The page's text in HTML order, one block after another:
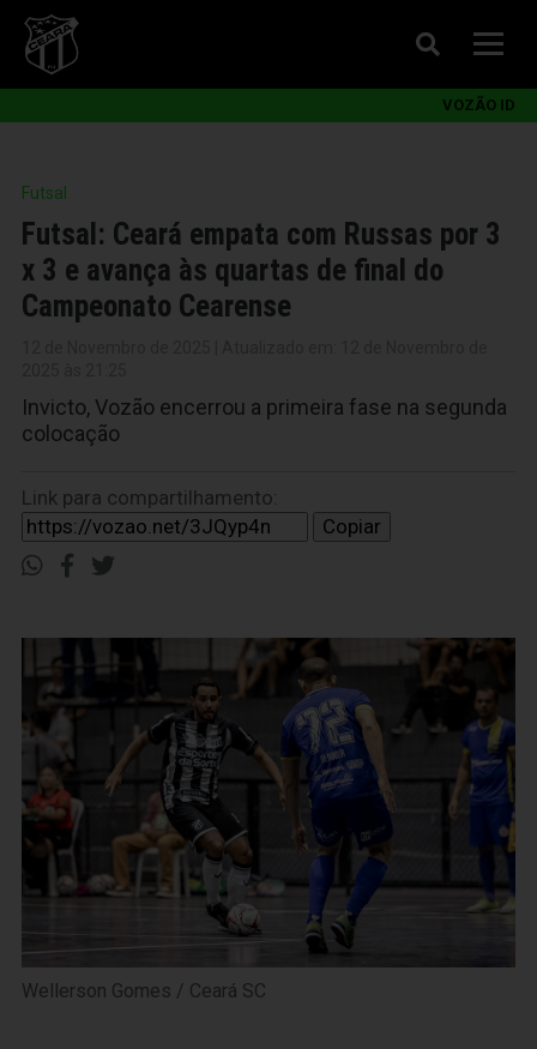
VOZÃO ID
Futsal
Futsal: Ceará empata com Russas por 3
x 3 e avança às quartas de final do
Campeonato Cearense
Invicto, Vozão encerrou a primeira fase na segunda
colocação
Link para compartilhamento:
Copiar
Wellerson Gomes / Ceará SC